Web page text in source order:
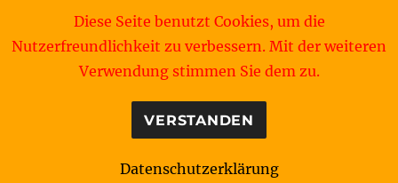
Redcross Webmaster's Blog
Diese Seite benutzt Cookies, um die
Nutzerfreundlichkeit zu verbessern. Mit der weiteren
Verwendung stimmen Sie dem zu.
VERSTANDEN
Datenschutzerklärung